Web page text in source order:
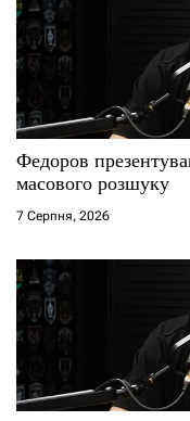
Федоров
масового розшуку
7 Серпня, 2026